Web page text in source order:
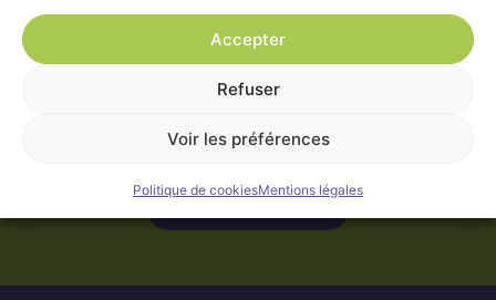
Accepter
Refuser
Voir les préférences
Politique de cookiesMentions légales
Vous avez un projet, d’aménagement,
de restructuration ou un projet
immobilier,
consultant ?